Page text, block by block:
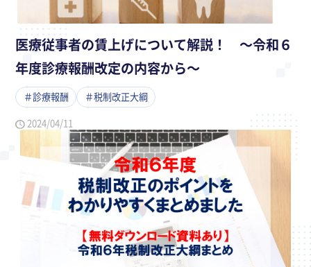
医療従事者の賃上げについて解説！ ～令和６
年度診療報酬改定の内容から～
＃診療報酬 ＃税制改正大綱
2024/04/11